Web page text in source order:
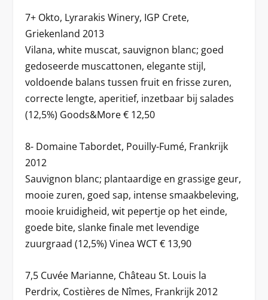
7+ Okto, Lyrarakis Winery, IGP Crete,
Griekenland 2013
Vilana, white muscat, sauvignon blanc; goed
gedoseerde muscattonen, elegante stijl,
voldoende balans tussen fruit en frisse zuren,
correcte lengte, aperitief, inzetbaar bij salades
(12,5%) Goods&More € 12,50
8- Domaine Tabordet, Pouilly-Fumé, Frankrijk
2012
Sauvignon blanc; plantaardige en grassige geur,
mooie zuren, goed sap, intense smaakbeleving,
mooie kruidigheid, wit pepertje op het einde,
goede bite, slanke finale met levendige
zuurgraad (12,5%) Vinea WCT € 13,90
7,5 Cuvée Marianne, Château St. Louis la
Perdrix, Costières de Nîmes, Frankrijk 2012